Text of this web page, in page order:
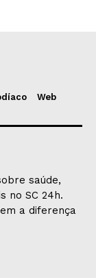
Web
saúde,
no SC 24h.
a diferença